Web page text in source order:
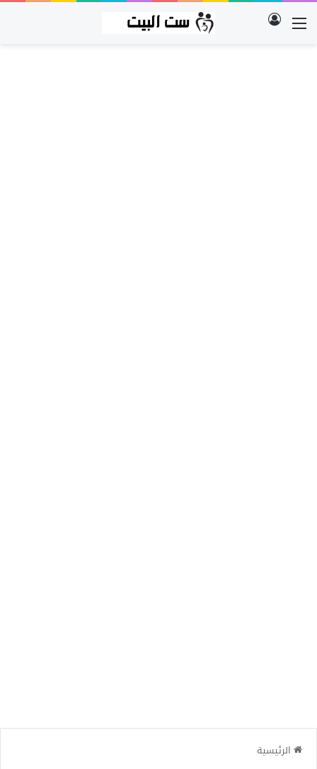
القائمة تسجيل الدخول
الرئيسية